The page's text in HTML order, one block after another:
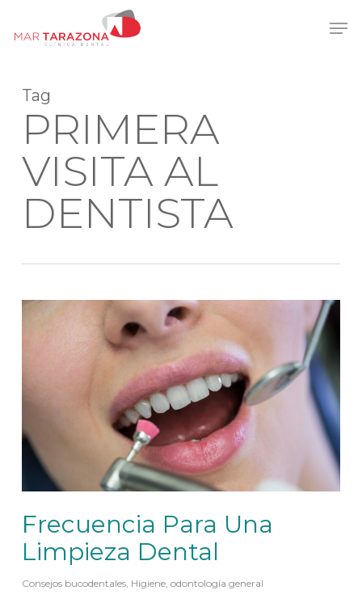
Tag
PRIMERA
VISITA AL
DENTISTA
Frecuencia Para Una
Limpieza Dental
Consejos bucodentales, Higiene, odontología general